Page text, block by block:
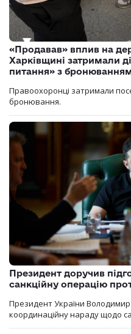
«Продавав» вплив на
Харківщині затримали
питання» з
Правоохоронці затримали
бронювання.
Президент доручив
санкційну операцію
Президент України
координаційну нараду щодо